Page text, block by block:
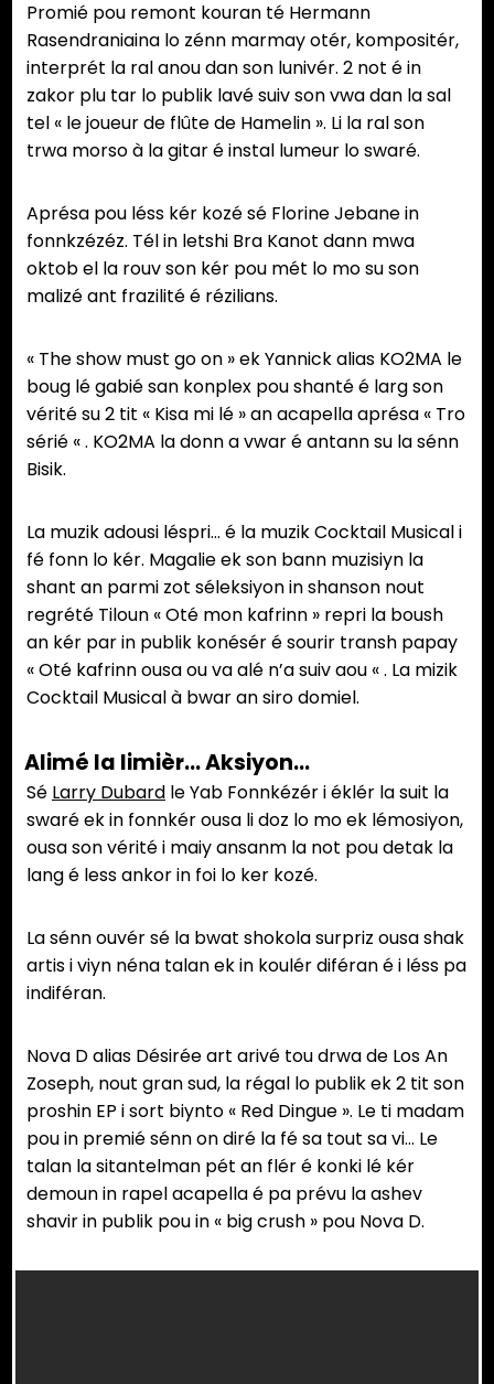
Promié pou remont kouran té Hermann
Rasendraniaina lo zénn marmay otér, kompositér,
interprét la ral anou dan son lunivér. 2 not é in
zakor plu tar lo publik lavé suiv son vwa dan la sal
tel « le joueur de flûte de Hamelin ». Li la ral son
trwa morso à la gitar é instal lumeur lo swaré.
Aprésa pou léss kér kozé sé Florine Jebane in
fonnkzézéz. Tél in letshi Bra Kanot dann mwa
oktob el la rouv son kér pou mét lo mo su son
malizé ant frazilité é rézilians.
« The show must go on » ek Yannick alias KO2MA le
boug lé gabié san konplex pou shanté é larg son
vérité su 2 tit « Kisa mi lé » an acapella aprésa « Tro
sérié « . KO2MA la donn a vwar é antann su la sénn
Bisik.
La muzik adousi léspri… é la muzik Cocktail Musical i
fé fonn lo kér. Magalie ek son bann muzisiyn la
shant an parmi zot séleksiyon in shanson nout
regrété Tiloun « Oté mon kafrinn » repri la boush
an kér par in publik konésér é sourir transh papay
« Oté kafrinn ousa ou va alé n’a suiv aou « . La mizik
Cocktail Musical à bwar an siro domiel.
Alimé la limièr… Aksiyon…
Sé Larry Dubard le Yab Fonnkézér i éklér la suit la
swaré ek in fonnkér ousa li doz lo mo ek lémosiyon,
ousa son vérité i maiy ansanm la not pou detak la
lang é less ankor in foi lo ker kozé.
La sénn ouvér sé la bwat shokola surpriz ousa shak
artis i viyn néna talan ek in koulér diféran é i léss pa
indiféran.
Nova D alias Désirée art arivé tou drwa de Los An
Zoseph, nout gran sud, la régal lo publik ek 2 tit son
proshin EP i sort biynto « Red Dingue ». Le ti madam
pou in premié sénn on diré la fé sa tout sa vi… Le
talan la sitantelman pét an flér é konki lé kér
demoun in rapel acapella é pa prévu la ashev
shavir in publik pou in « big crush » pou Nova D.